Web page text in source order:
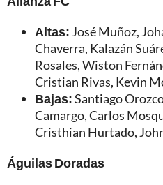
Altas: José Muñoz,
Chaverra, Kalazán
Rosales, Wiston
Cristian Rivas, Kevin
Bajas:Santiago
Camargo, Carlos
Cristhian Hurtado,
Águilas Doradas